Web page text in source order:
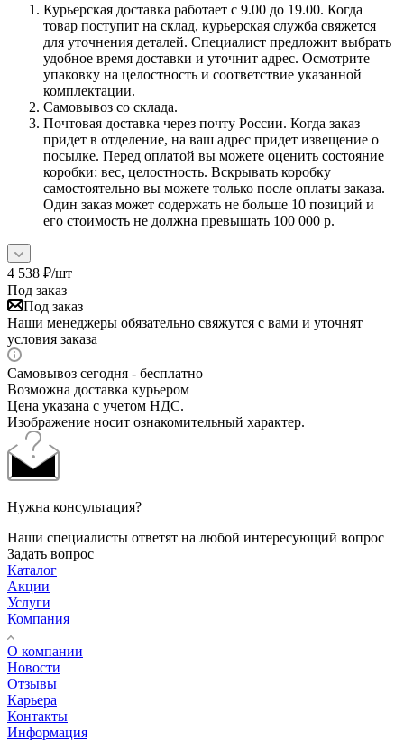
Курьерская доставка работает с 9.00 до 19.00. Когда
товар поступит на склад, курьерская служба свяжется
для уточнения деталей. Специалист предложит выбрать
удобное время доставки и уточнит адрес. Осмотрите
упаковку на целостность и соответствие указанной
комплектации.
Самовывоз со склада.
Почтовая доставка через почту России. Когда заказ
придет в отделение, на ваш адрес придет извещение о
посылке. Перед оплатой вы можете оценить состояние
коробки: вес, целостность. Вскрывать коробку
самостоятельно вы можете только после оплаты заказа.
Один заказ может содержать не больше 10 позиций и
его стоимость не должна превышать 100 000 р.
4 538 ₽/шт
Под заказ
Под заказ
Наши менеджеры обязательно свяжутся с вами и уточнят
условия заказа
Самовывоз сегодня - бесплатно
Возможна доставка курьером
Цена указана с учетом НДС.
Изображение носит ознакомительный характер.
Нужна консультация?
Наши специалисты ответят на любой интересующий вопрос
Задать вопрос
Каталог
Акции
Услуги
Компания
О компании
Новости
Отзывы
Карьера
Контакты
Информация